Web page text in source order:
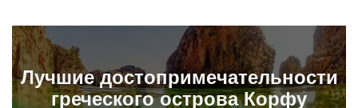
Лучшие досто­приме­чатель­ности
греческого острова Корфу